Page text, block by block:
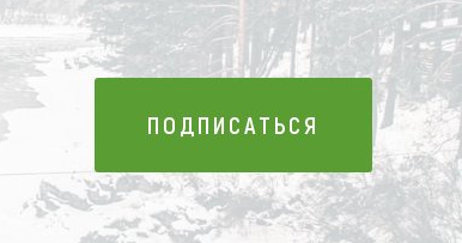
ПОДПИСАТЬСЯ
ПОДПИСАТЬСЯ